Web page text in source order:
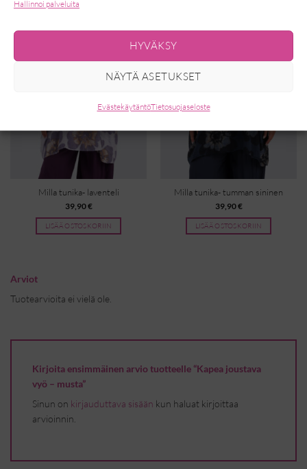
Hallinnoi palveluita
HYVÄKSY
NÄYTÄ ASETUKSET
EvästekäytäntöTietosuojaseloste
Milla tunika- laventeli
39,90€
LISÄÄ OSTOSKORIIN
Milla tunika- tumman sininen
39,90€
LISÄÄ OSTOSKORIIN
Arviot
Tuotearvioita ei vielä ole.
Kirjoita ensimmäinen arvio tuotteelle “Kapea joustava
vyö – musta”
Sinun on kirjauduttava sisään kun haluat kirjoittaa
arvioinnin.